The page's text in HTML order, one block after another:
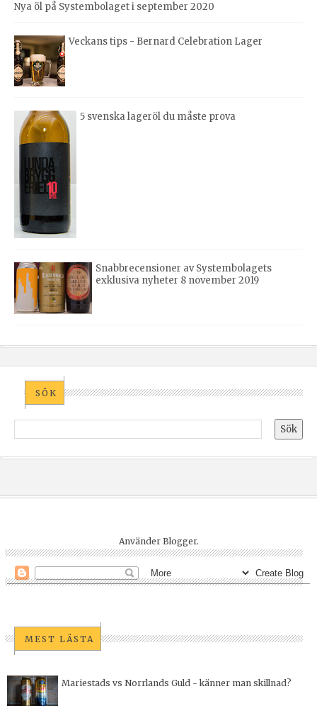
Nya öl på Systembolaget i september 2020
Veckans tips - Bernard Celebration Lager
5 svenska lageröl du måste prova
Snabbrecensioner av Systembolagets
exklusiva nyheter 8 november 2019
SÖK
Använder Blogger.
MEST LÄSTA
Mariestads vs Norrlands Guld - känner man skillnad?